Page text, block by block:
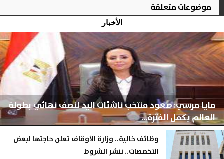
موضوعات متعلقة
الأخبار
مايا مرسي: صعود منتخب ناشئات اليد لنصف نهائي بطولة
العالم يكمل الفترة...
وظائف خالية.. وزارة الأوقاف تعلن حاجتها لبعض
التخصصات.. ننشر الشروط